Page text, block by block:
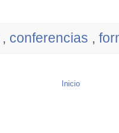
, conferencias ,
Inicio